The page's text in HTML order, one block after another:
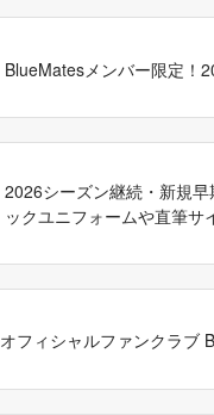
BlueMatesメンバー限定！
2026シーズン継続・新規
ックユニフォームや直筆サ
オフィシャルファンクラブ